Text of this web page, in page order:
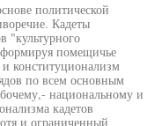
политической
Кадеты
"культурного
помещичье
конституционализм
по всем основным
национальному и
кадетов
и ограниченный